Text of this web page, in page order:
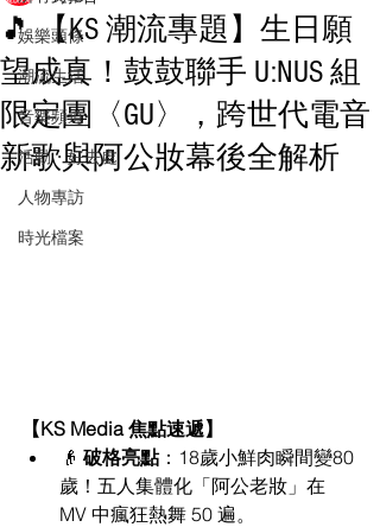
娛樂頭條
潮流生活
音樂頻道
活動・好去處
人物專訪
時光檔案
🎵 【KS 潮流專題】生日願
望成真！鼓鼓聯手 U:NUS 組
限定團〈GU〉，跨世代電音
新歌與阿公妝幕後全解析
【KS Media 焦點速遞】
👴 破格亮點：18歲小鮮肉瞬間變80
歲！五人集體化「阿公老妝」在
MV 中瘋狂熱舞 50 遍。